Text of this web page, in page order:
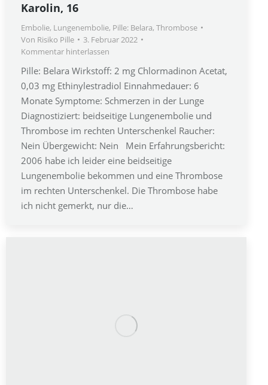
Karolin, 16
Embolie, Lungenembolie, Pille: Belara, Thrombose
Von Risiko Pille
3. Februar 2022
Kommentar hinterlassen
Pille: Belara Wirkstoff: 2 mg Chlormadinon Acetat,
0,03 mg Ethinylestradiol Einnahmedauer: 6
Monate Symptome: Schmerzen in der Lunge
Diagnostiziert: beidseitige Lungenembolie und
Thrombose im rechten Unterschenkel Raucher:
Nein Übergewicht: Nein Mein Erfahrungsbericht:
2006 habe ich leider eine beidseitige
Lungenembolie bekommen und eine Thrombose
im rechten Unterschenkel. Die Thrombose habe
ich nicht gemerkt, nur die…